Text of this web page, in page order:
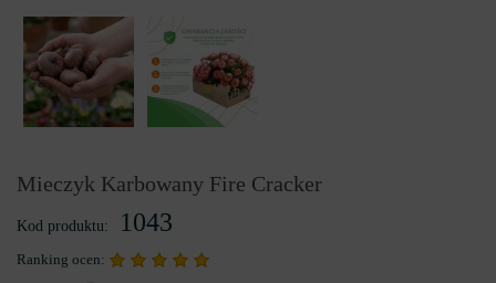
Mieczyk Karbowany Fire Cracker
Kod produktu: 1043
Ranking ocen: